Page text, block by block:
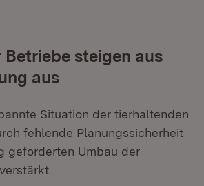
Betriebe steigen aus
aus
Situation der tierhaltenden
fehlende Planungssicherheit
geforderten Umbau der